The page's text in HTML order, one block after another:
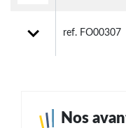
ref. FO00307
Nos